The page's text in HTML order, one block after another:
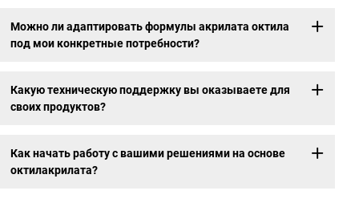
Можно ли адаптировать формулы акрилата октила
под мои конкретные потребности?
Какую техническую поддержку вы оказываете для
своих продуктов?
Как начать работу с вашими решениями на основе
октилакрилата?